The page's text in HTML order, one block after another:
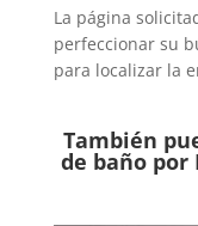
La página
perfeccionar su
para localizar la
También
de baño por